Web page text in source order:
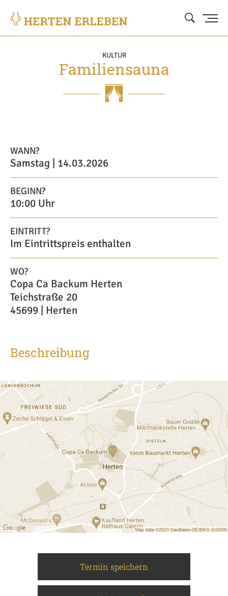
KULTUR
Familiensauna
WANN?
Samstag | 14.03.2026
BEGINN?
10:00 Uhr
EINTRITT?
Im Eintrittspreis enthalten
WO?
Copa Ca Backum Herten
Teichstraße 20
45699 | Herten
Beschreibung
Termin speichern